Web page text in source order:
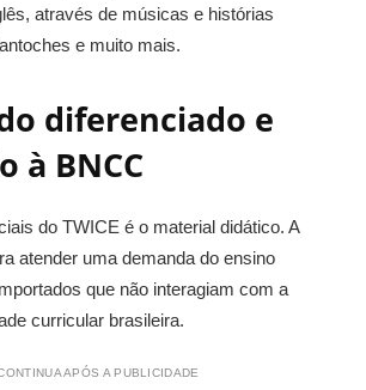
através de músicas e histórias
e muito mais.
diferenciado e
à BNCC
do TWICE é o material didático. A
atender uma demanda do ensino
que não interagiam com a
curricular brasileira.
APÓS A PUBLICIDADE